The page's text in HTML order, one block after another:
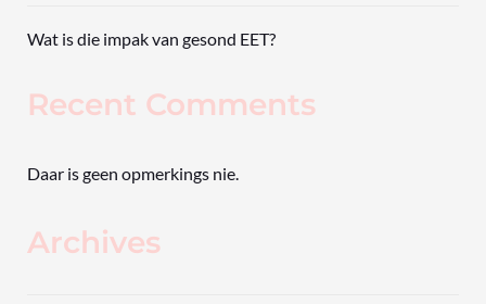
Wat is die impak van gesond EET?
Recent Comments
Daar is geen opmerkings nie.
Archives